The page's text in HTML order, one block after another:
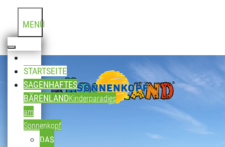
MENÜ
STARTSEITE
SAGENHAFTES
BÄRENLANDKinderparadies
am
Sonnenkopf
DAS